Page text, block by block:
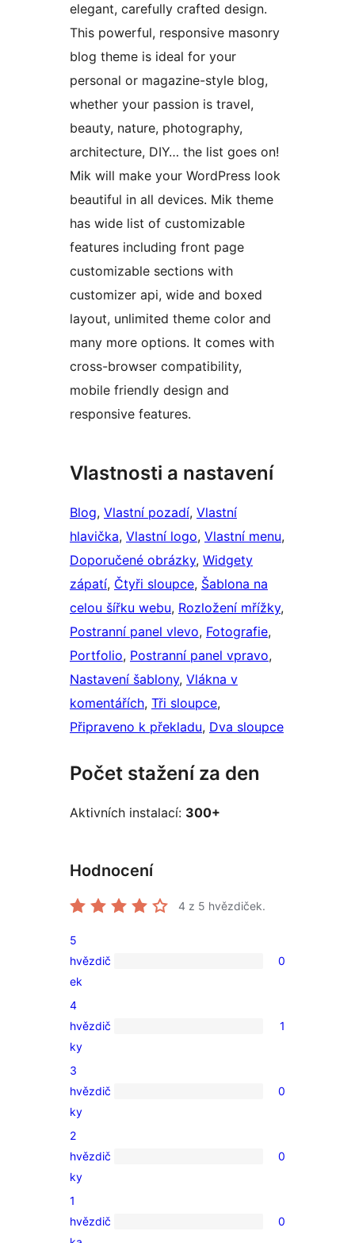
elegant, carefully crafted design.
This powerful, responsive masonry
blog theme is ideal for your
personal or magazine-style blog,
whether your passion is travel,
beauty, nature, photography,
architecture, DIY… the list goes on!
Mik will make your WordPress look
beautiful in all devices. Mik theme
has wide list of customizable
features including front page
customizable sections with
customizer api, wide and boxed
layout, unlimited theme color and
many more options. It comes with
cross-browser compatibility,
mobile friendly design and
responsive features.
Vlastnosti a nastavení
Blog, Vlastní pozadí, Vlastní
hlavička, Vlastní logo, Vlastní menu
Doporučené obrázky, Widgety
zápatí, Čtyři sloupce, Šablona na
celou šířku webu, Rozložení mřížky
Postranní panel vlevo, Fotografie
Portfolio, Postranní panel vpravo
Nastavení šablony, Vlákna v
komentářích, Tři sloupce
Připraveno k překladu, Dva sloupce
Počet stažení za den
Aktivních instalací: 300+
Hodnocení
4 z 5 hvězdiček.
0
5hvězdičkové
hodnocení
5
hvězdič
ek
0
1
4hvězdičkové
hodnocení
4
hvězdič
ky
1
0
3hvězdičkové
hodnocení
3
hvězdič
ky
0
0
2hvězdičkové
hodnocení
2
hvězdič
ky
0
0
1
hvězdič
0